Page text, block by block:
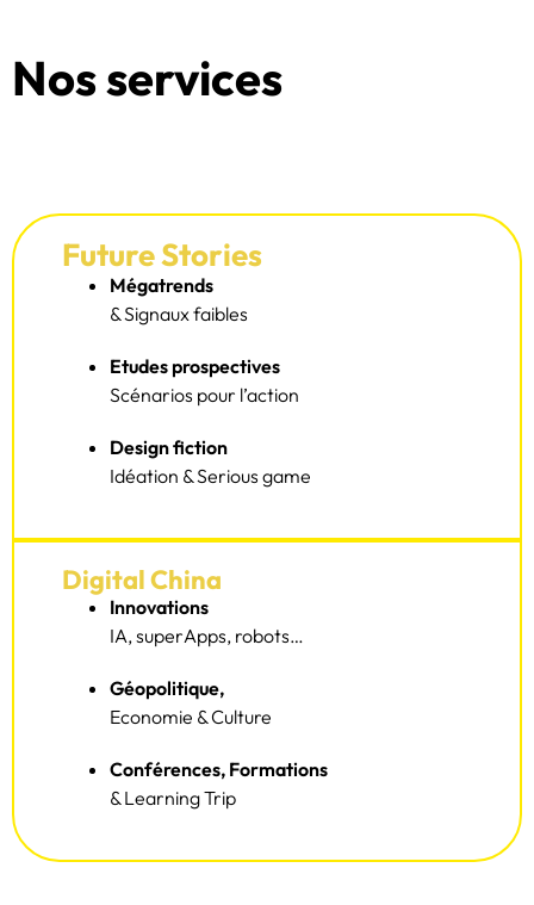
Nos services
Future Stories
Mégatrends
& Signaux faibles
Etudes prospectives
Scénarios pour l’action
Design fiction
Idéation & Serious game
Digital China
Innovations
IA, superApps, robots…
Géopolitique,
Economie & Culture
Conférences, Formations
& Learning Trip